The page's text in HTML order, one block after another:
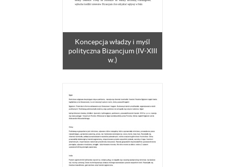
Koncepcja władzy i myśl
polityczna Bizancjum (IV-XIII
w.)